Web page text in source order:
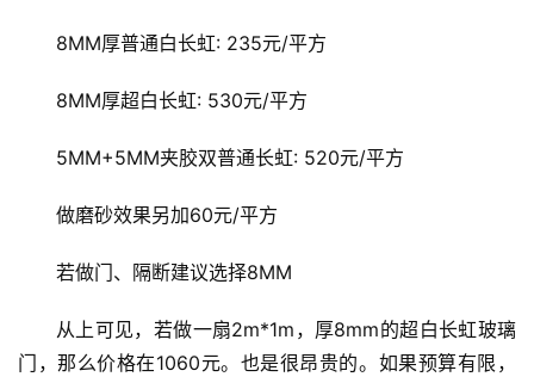
8MM厚普通白长虹: 235元/平方
8MM厚超白长虹: 530元/平方
5MM+5MM夹胶双普通长虹: 520元/平方
做磨砂效果另加60元/平方
若做门、隔断建议选择8MM
从上可见，若做一扇2m*1m，厚8mm的超白长虹玻璃
门，那么价格在1060元。也是很昂贵的。如果预算有限，